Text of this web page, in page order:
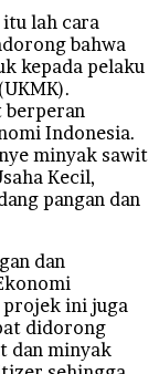
itu lah cara
bahwa
kepada pelaku
berperan
Indonesia.
minyak sawit
Kecil,
pangan dan
dan
projek ini juga
didorong
dan minyak